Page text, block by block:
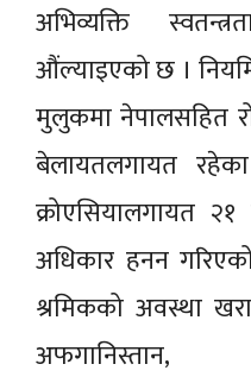
अभिव्यक्ति
औंल्याइएको छ ।
मुलुकमा नेपालसहित
बेलायतलगायत
क्रोएसियालगायत
अधिकार हनन
श्रमिकको अवस्था